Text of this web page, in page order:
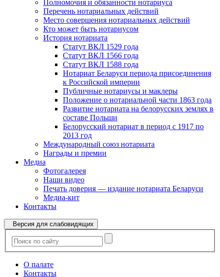
Полномочия и обязанности нотариуса
Перечень нотариальных действий
Место совершения нотариальных действий
Кто может быть нотариусом
История нотариата
Статут ВКЛ 1529 года
Статут ВКЛ 1566 года
Статут ВКЛ 1588 года
Нотариат Беларуси периода присоединения
к Российской империи
Публичные нотариусы и маклеры
Положение о нотариальной части 1863 года
Развитие нотариата на белорусских землях в
составе Польши
Белорусский нотариат в период с 1917 по
2013 год
Международный союз нотариата
Награды и премии
Медиа
Фотогалерея
Наши видео
Печать доверия — издание нотариата Беларуси
Медиа-кит
Контакты
Версия для слабовидящих
О палате
Контакты